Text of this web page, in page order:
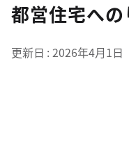
都営住宅へ
更新日 2026年4月1日